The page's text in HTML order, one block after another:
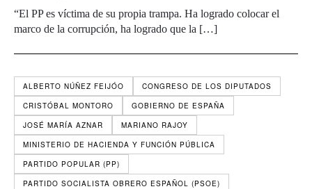
“El PP es víctima de su propia trampa. Ha logrado colocar el
marco de la corrupción, ha logrado que la […]
ALBERTO NÚÑEZ FEIJÓO
CONGRESO DE LOS DIPUTADOS
CRISTÓBAL MONTORO
GOBIERNO DE ESPAÑA
JOSÉ MARÍA AZNAR
MARIANO RAJOY
MINISTERIO DE HACIENDA Y FUNCIÓN PÚBLICA
PARTIDO POPULAR (PP)
PARTIDO SOCIALISTA OBRERO ESPAÑOL (PSOE)